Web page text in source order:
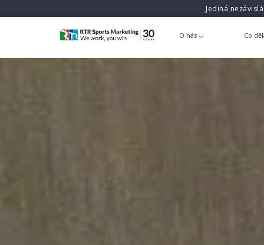
Jediná
O nás Co